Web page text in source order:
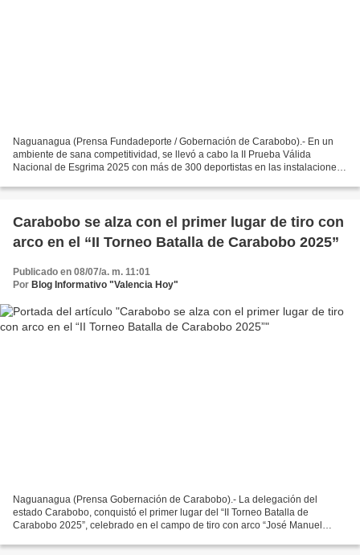
Naguanagua (Prensa Fundadeporte / Gobernación de Carabobo).- En un
ambiente de sana competitividad, se llevó a cabo la II Prueba Válida
Nacional de Esgrima 2025 con más de 300 deportistas en las instalaciones
Carabobo se alza con el primer lugar de tiro con
arco en el “II Torneo Batalla de Carabobo 2025”
Publicado en 08/07/a. m. 11:01
Por Blog Informativo "Valencia Hoy"
Naguanagua (Prensa Gobernación de Carabobo).- La delegación del
estado Carabobo, conquistó el primer lugar del “II Torneo Batalla de
Carabobo 2025”, celebrado en el campo de tiro con arco “José Manuel